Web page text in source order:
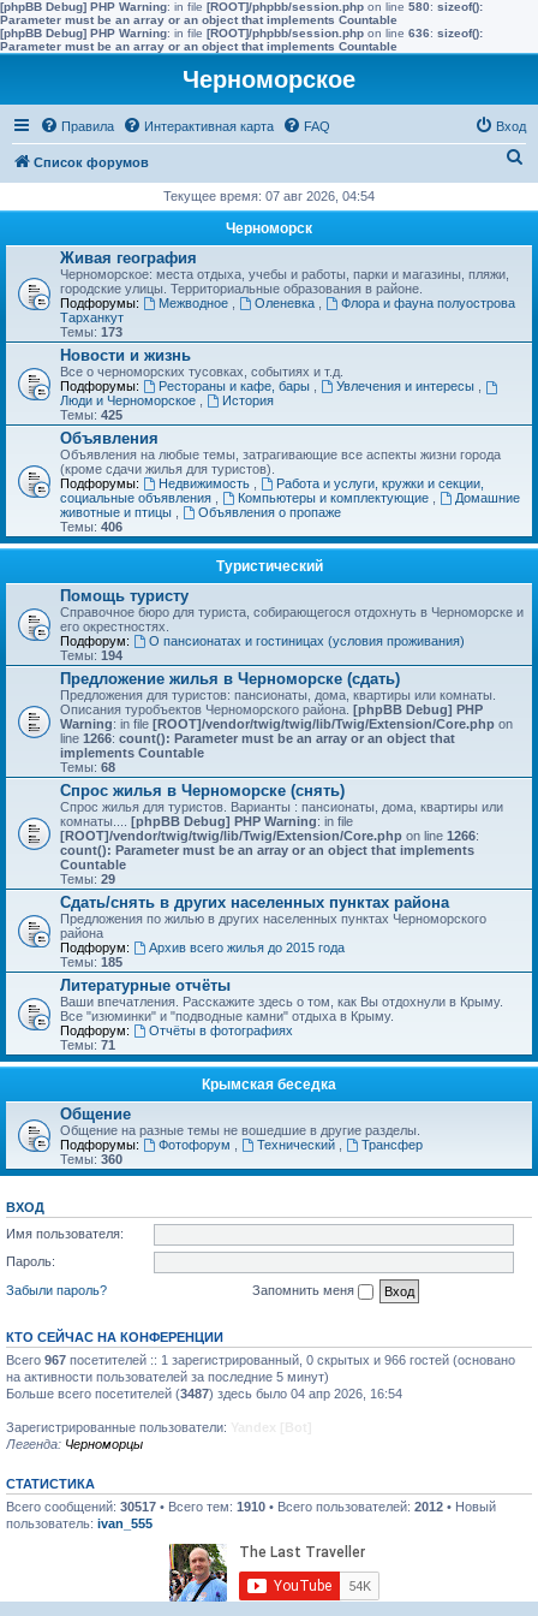
[phpBB Debug] PHP Warning: in file [ROOT]/phpbb/session.php on line 580: sizeof():
Parameter must be an array or an object that implements Countable
[phpBB Debug] PHP Warning: in file [ROOT]/phpbb/session.php on line 636: sizeof():
Parameter must be an array or an object that implements Countable
Черноморское
Правила Интерактивная карта FAQ Вход
Список форумов
с
Текущее время: 07 авг 2026, 04:54
Черноморск
Живая география
Черноморское: места отдыха, учебы и работы, парки и магазины, пляжи,
городские улицы. Территориальные образования в районе.
Подфорумы:
Межводное Оленевка
Флора и фауна полуострова
Тарханкут
Темы: 173
Новости и жизнь
Все о черноморских тусовках, событиях и т.д.
Подфорумы:
Рестораны и кафе, бары Увлечения и интересы
Люди и Черноморское
История
Темы: 425
Объявления
Объявления на любые темы, затрагивающие все аспекты жизни города
(кроме сдачи жилья для туристов).
Подфорумы:
Недвижимость
Работа и услуги, кружки и секции,
социальные объявления
Компьютеры и комплектующие
Домашние
животные и птицы
Объявления о пропаже
Темы: 406
Туристический
Помощь туристу
Справочное бюро для туриста, собирающегося отдохнуть в Черноморске и
его окрестностях.
Подфорум:
О пансионатах и гостиницах (условия проживания)
Темы: 194
Предложение жилья в Черноморске (сдать)
Предложения для туристов: пансионаты, дома, квартиры или комнаты.
Описания туробъектов Черноморского района. [phpBB Debug] PHP
Warning: in file [ROOT]/vendor/twig/twig/lib/Twig/Extension/Core.php on
line 1266: count(): Parameter must be an array or an object that
implements Countable
Темы: 68
Спрос жилья в Черноморске (снять)
Спрос жилья для туристов. Варианты : пансионаты, дома, квартиры или
комнаты.... [phpBB Debug] PHP Warning: in file
[ROOT]/vendor/twig/twig/lib/Twig/Extension/Core.php on line 1266:
count(): Parameter must be an array or an object that implements
Countable
Темы: 29
Сдать/снять в других населенных пунктах района
Предложения по жилью в других населенных пунктах Черноморского
района
Подфорум:
Архив всего жилья до 2015 года
Темы: 185
Литературные отчёты
Ваши впечатления. Расскажите здесь о том, как Вы отдохнули в Крыму.
Все "изюминки" и "подводные камни" отдыха в Крыму.
Подфорум:
Отчёты в фотографиях
Темы: 71
Крымская беседка
Общение
Общение на разные темы не вошедшие в другие разделы.
Подфорумы:
Фотофорум Технический
Трансфер
Темы: 360
ВХОД
Имя пользователя:
Пароль:
Забыли пароль?
Запомнить меня
КТО СЕЙЧАС НА КОНФЕРЕНЦИИ
Всего 967 посетителей :: 1 зарегистрированный, 0 скрытых и 966 гостей (основано
на активности пользователей за последние 5 минут)
Больше всего посетителей (3487) здесь было 04 апр 2026, 16:54
Зарегистрированные пользователи:
Легенда: Черноморцы
СТАТИСТИКА
Всего сообщений: 30517 • Всего тем: 1910 • Всего пользователей: 2012 • Новый
пользователь: ivan_555